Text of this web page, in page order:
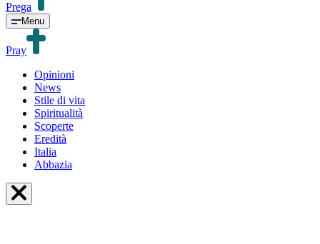
Prega
Menu
Pray
Opinioni
News
Stile di vita
Spiritualità
Scoperte
Eredità
Italia
Abbazia